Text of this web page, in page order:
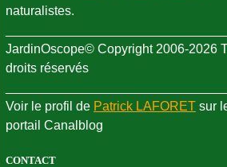
naturalistes.
JardinOscope© Copyright 2006-2026
droits réservés
Voir le profil de Patrick LAFORET sur
portail Canalblog
CONTACT